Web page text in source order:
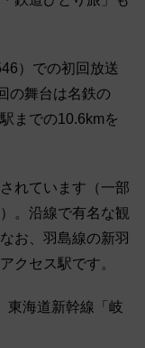
）での初回放送
の舞台は名鉄の
までの10.6kmを
れています（一部
。沿線で有名な観
お、羽島線の新羽
クセス駅です。
東海道新幹線「岐